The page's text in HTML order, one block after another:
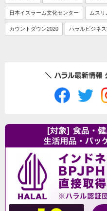
日本イスラーム文化センター ムス
カウントダウン2020 ハラルビジネ